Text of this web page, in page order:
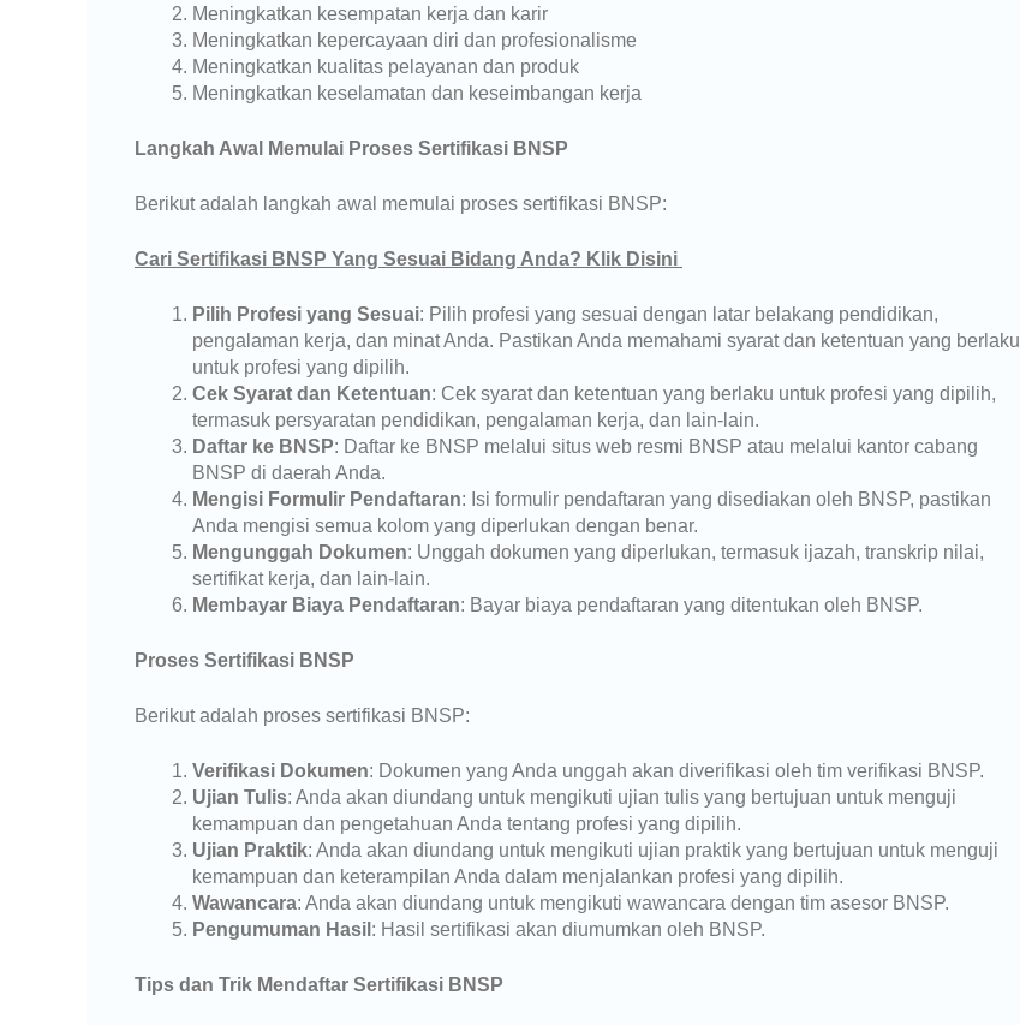
Meningkatkan kesempatan kerja dan karir
Meningkatkan kepercayaan diri dan profesionalisme
Meningkatkan kualitas pelayanan dan produk
Meningkatkan keselamatan dan keseimbangan kerja
Langkah Awal Memulai Proses Sertifikasi BNSP
Berikut adalah langkah awal memulai proses sertifikasi BNSP:
Cari Sertifikasi BNSP Yang Sesuai Bidang Anda? Klik Disini
Pilih Profesi yang Sesuai: Pilih profesi yang sesuai dengan latar belakang pendidikan,
pengalaman kerja, dan minat Anda. Pastikan Anda memahami syarat dan ketentuan yang berlaku
untuk profesi yang dipilih.
Cek Syarat dan Ketentuan: Cek syarat dan ketentuan yang berlaku untuk profesi yang dipilih,
termasuk persyaratan pendidikan, pengalaman kerja, dan lain-lain.
Daftar ke BNSP: Daftar ke BNSP melalui situs web resmi BNSP atau melalui kantor cabang
BNSP di daerah Anda.
Mengisi Formulir Pendaftaran: Isi formulir pendaftaran yang disediakan oleh BNSP, pastikan
Anda mengisi semua kolom yang diperlukan dengan benar.
Mengunggah Dokumen: Unggah dokumen yang diperlukan, termasuk ijazah, transkrip nilai,
sertifikat kerja, dan lain-lain.
Membayar Biaya Pendaftaran: Bayar biaya pendaftaran yang ditentukan oleh BNSP.
Proses Sertifikasi BNSP
Berikut adalah proses sertifikasi BNSP:
Verifikasi Dokumen: Dokumen yang Anda unggah akan diverifikasi oleh tim verifikasi BNSP.
Ujian Tulis: Anda akan diundang untuk mengikuti ujian tulis yang bertujuan untuk menguji
kemampuan dan pengetahuan Anda tentang profesi yang dipilih.
Ujian Praktik: Anda akan diundang untuk mengikuti ujian praktik yang bertujuan untuk menguji
kemampuan dan keterampilan Anda dalam menjalankan profesi yang dipilih.
Wawancara: Anda akan diundang untuk mengikuti wawancara dengan tim asesor BNSP.
Pengumuman Hasil : Hasil sertifikasi akan diumumkan oleh BNSP.
Tips dan Trik Mendaftar Sertifikasi BNSP